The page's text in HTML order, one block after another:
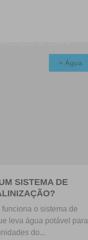
+ Água
SISTEMA DE
funciona o sistema de
leva água potável para
do...